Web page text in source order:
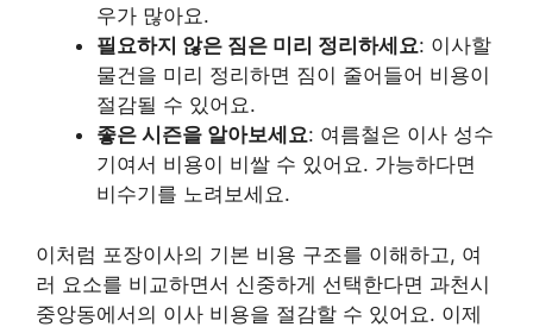
우가 많아요.
필요하지 않은 짐은 미리 정리하세요: 이사할
물건을 미리 정리하면 짐이 줄어들어 비용이
절감될 수 있어요.
좋은 시즌을 알아보세요: 여름철은 이사 성수
기여서 비용이 비쌀 수 있어요. 가능하다면
비수기를 노려보세요.
이처럼 포장이사의 기본 비용 구조를 이해하고, 여
러 요소를 비교하면서 신중하게 선택한다면 과천시
중앙동에서의 이사 비용을 절감할 수 있어요. 이제